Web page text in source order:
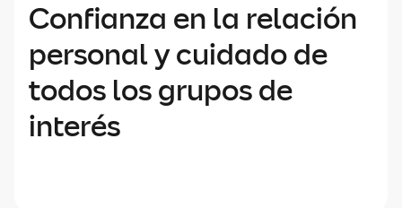
Confianza en la relación
personal y cuidado de
todos los grupos de
interés